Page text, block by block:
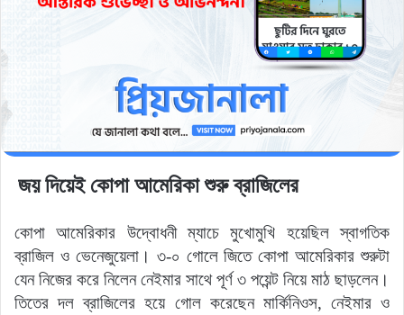
জয় দিয়েই কোপা আমেরিকা শুরু ব্রাজিলের
কোপা আমেরিকার উদ্বোধনী ম্যাচে মুখোমুখি হয়েছিল স্বাগতিক
ব্রাজিল ও ভেনেজুয়েলা। ৩-০ গোলে জিতে কোপা আমেরিকার শুরুটা
যেন নিজের করে নিলেন নেইমার সাথে পূর্ণ ৩ পয়েন্ট নিয়ে মাঠ ছাড়লেন।
তিতের দল ব্রাজিলের হয়ে গোল করেছেন মার্কিনিওস, নেইমার ও